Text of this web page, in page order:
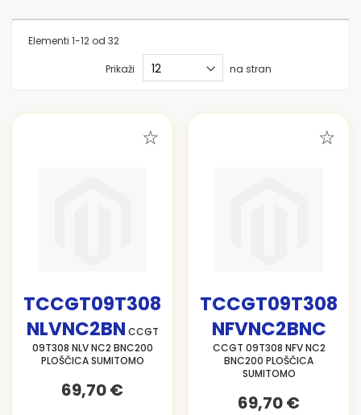
Elementi 1-12 od 32
Prikaži na stran
TCCGT09T308
NLVNC2BN CCGT
09T308 NLV NC2 BNC200
PLOŠČICA SUMITOMO
69,70 €
TCCGT09T308
NFVNC2BNC
CCGT 09T308 NFV NC2
BNC200 PLOŠČICA
SUMITOMO
69,70 €